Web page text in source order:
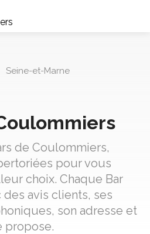
Seine-et-Marne
de Coulommiers,
pour vous
choix. Chaque Bar
avis clients, ses
son adresse et
propose.